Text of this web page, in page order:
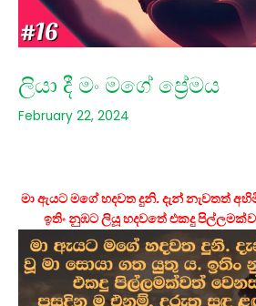
ලියා දී මං මගේ ප්‍රේමය
February 22, 2024
මා ඇයට මගේ හදවත දුනි. දැන් නැවතත්
ඉතිං නුඹට ලියූ හදවතේ එකදු